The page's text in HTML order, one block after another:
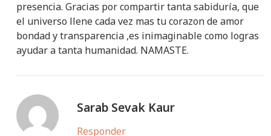
presencia. Gracias por compartir tanta sabiduría, que
el universo llene cada vez mas tu corazon de amor
bondad y transparencia ,es inimaginable como logras
ayudar a tanta humanidad. NAMASTE.
Sarab Sevak Kaur
Responder